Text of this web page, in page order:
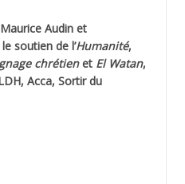
Audinet
soutien de l’Humanité,
chrétienet El Watan,
Acca, Sortir du